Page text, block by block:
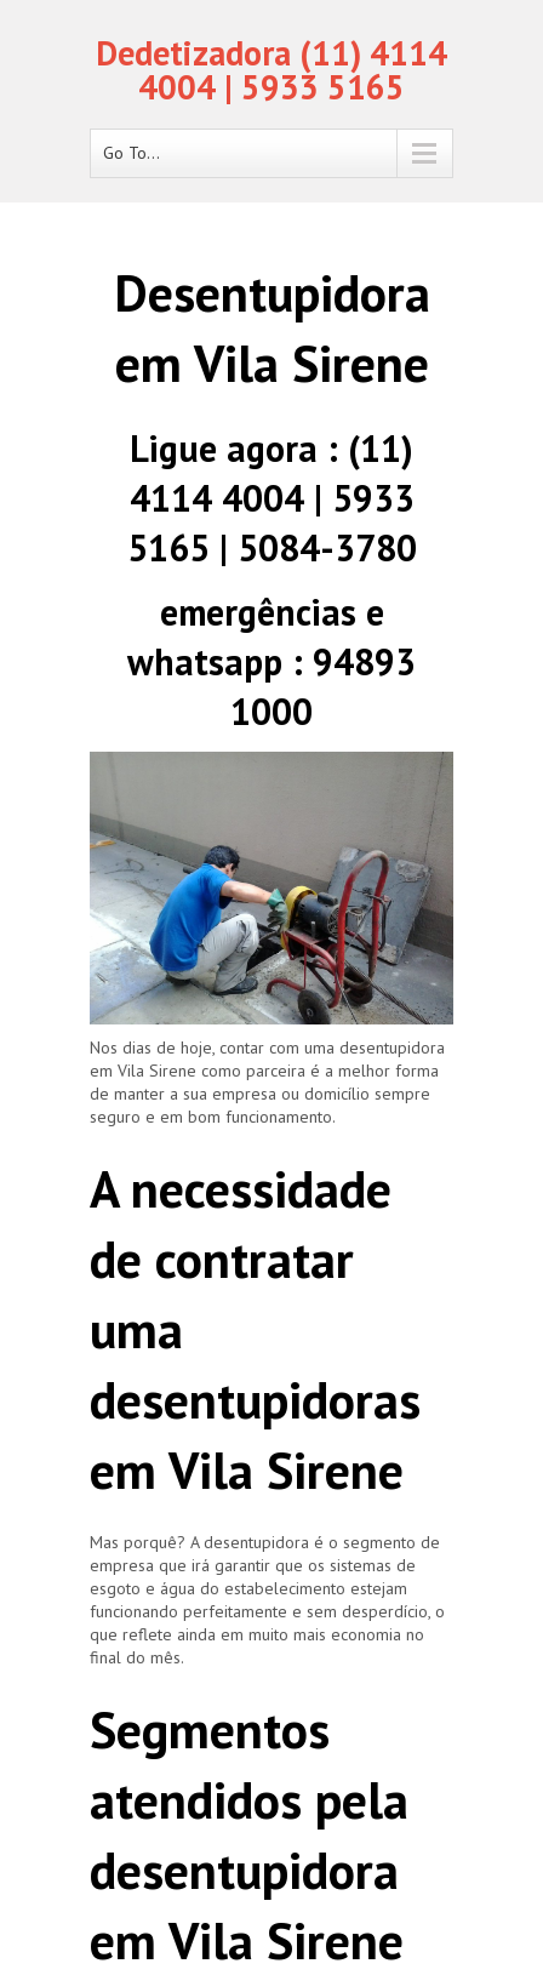
Dedetizadora (11) 4114
4004 | 5933 5165
Go To...
Desentupidora
em Vila Sirene
Ligue agora : (11)
4114 4004 | 5933
5165 | 5084-3780
emergências e
whatsapp : 94893
1000
Nos dias de hoje, contar com uma desentupidora
em Vila Sirene como parceira é a melhor forma
de manter a sua empresa ou domicílio sempre
seguro e em bom funcionamento.
A necessidade
de contratar
uma
desentupidoras
em Vila Sirene
Mas porquê? A desentupidora é o segmento de
empresa que irá garantir que os sistemas de
esgoto e água do estabelecimento estejam
funcionando perfeitamente e sem desperdício, o
que reflete ainda em muito mais economia no
final do mês.
Segmentos
atendidos pela
desentupidora
em Vila Sirene